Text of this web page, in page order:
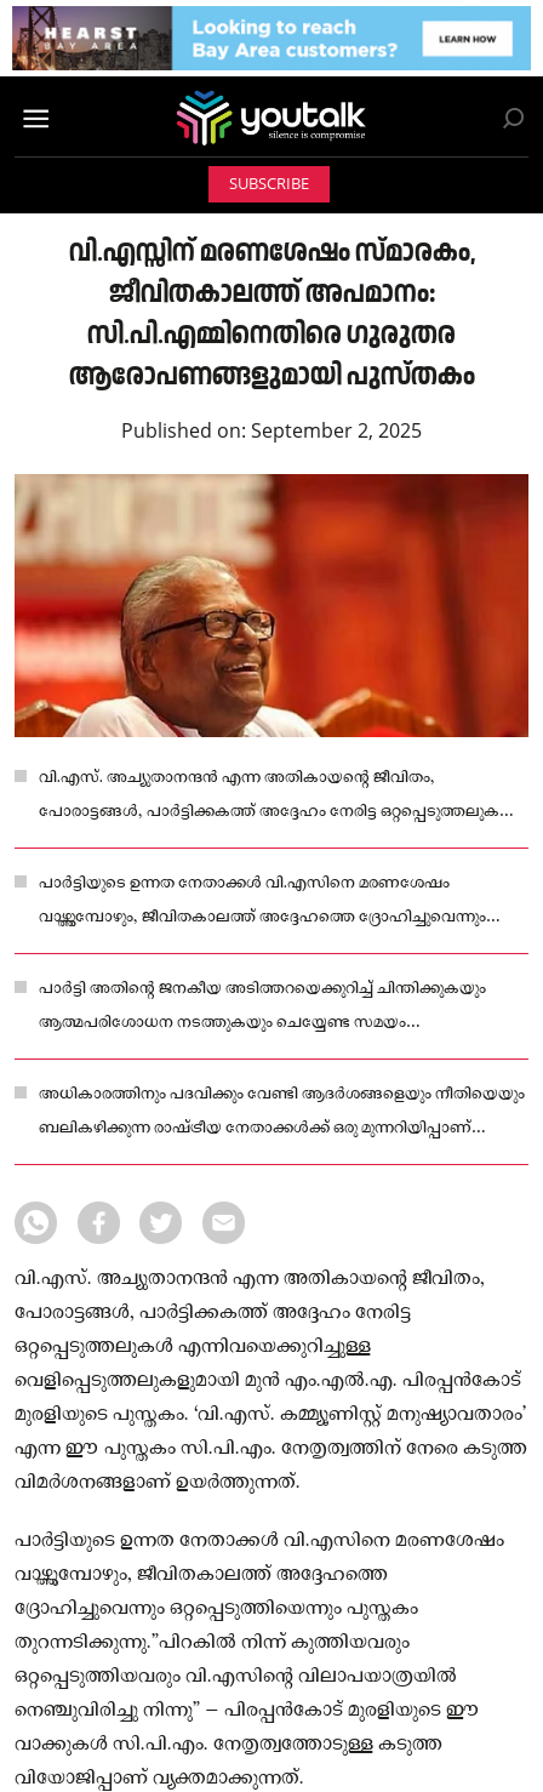
SUBSCRIBE
വി.എസ്സിന് മരണശേഷം സ്മാരകം,
ജീവിതകാലത്ത് അപമാനം:
സി.പി.എമ്മിനെതിരെ ഗുരുതര
ആരോപണങ്ങളുമായി പുസ്തകം
Published on: September 2, 2025
വി.എസ്. അച്യുതാനന്ദൻ എന്ന അതികായന്റെ ജീവിതം,
പോരാട്ടങ്ങൾ, പാർട്ടിക്കകത്ത് അദ്ദേഹം നേരിട്ട ഒറ്റപ്പെടുത്തലുകൾ
എന്നിവയെക്കുറിച്ചുള്ള വെളിപ്പെടുത്തലുകളുമായി മുൻ എം.എൽ.എ.
പിരപ്പൻകോട് മുരളിയുടെ പുസ്തകം.
പാർട്ടിയുടെ ഉന്നത നേതാക്കൾ വി.എസിനെ മരണശേഷം
വാഴ്ത്തുമ്പോഴും, ജീവിതകാലത്ത് അദ്ദേഹത്തെ ദ്രോഹിച്ചുവെന്നും
ഒറ്റപ്പെടുത്തിയെന്നും പുസ്തകം തുറന്നടിക്കുന്നു.
പാർട്ടി അതിന്റെ ജനകീയ അടിത്തറയെക്കുറിച്ച് ചിന്തിക്കുകയും
ആത്മപരിശോധന നടത്തുകയും ചെയ്യേണ്ട സമയം
അതിക്രമിച്ചിരിക്കുന്നു.
അധികാരത്തിനും പദവിക്കും വേണ്ടി ആദർശങ്ങളെയും നീതിയെയും
ബലികഴിക്കുന്ന രാഷ്ട്രീയ നേതാക്കൾക്ക് ഒരു മുന്നറിയിപ്പാണ്
അദ്ദേഹത്തിന്റെ ജീവിതം.
വി.എസ്. അച്യുതാനന്ദൻ എന്ന അതികായന്റെ ജീവിതം,
പോരാട്ടങ്ങൾ, പാർട്ടിക്കകത്ത് അദ്ദേഹം നേരിട്ട
ഒറ്റപ്പെടുത്തലുകൾ എന്നിവയെക്കുറിച്ചുള്ള
വെളിപ്പെടുത്തലുകളുമായി മുൻ എം.എൽ.എ. പിരപ്പൻകോട്
മുരളിയുടെ പുസ്തകം. ‘വി.എസ്. കമ്മ്യൂണിസ്റ്റ് മനുഷ്യാവതാരം’
എന്ന ഈ പുസ്തകം സി.പി.എം. നേതൃത്വത്തിന് നേരെ കടുത്ത
വിമർശനങ്ങളാണ് ഉയർത്തുന്നത്.
പാർട്ടിയുടെ ഉന്നത നേതാക്കൾ വി.എസിനെ മരണശേഷം
വാഴ്ത്തുമ്പോഴും, ജീവിതകാലത്ത് അദ്ദേഹത്തെ
ദ്രോഹിച്ചുവെന്നും ഒറ്റപ്പെടുത്തിയെന്നും പുസ്തകം
തുറന്നടിക്കുന്നു.”പിറകിൽ നിന്ന് കുത്തിയവരും
ഒറ്റപ്പെടുത്തിയവരും വി.എസിന്റെ വിലാപയാത്രയിൽ
നെഞ്ചുവിരിച്ചു നിന്നു” – പിരപ്പൻകോട് മുരളിയുടെ ഈ
വാക്കുകൾ സി.പി.എം. നേതൃത്വത്തോടുള്ള കടുത്ത
വിയോജിപ്പാണ് വ്യക്തമാക്കുന്നത്.